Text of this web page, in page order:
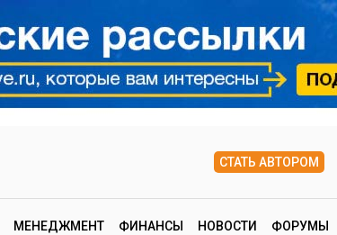
СТАТЬ АВТОРОМ
МЕНЕДЖМЕНТ ФИНАНСЫ НОВОСТИ ФОРУМЫ